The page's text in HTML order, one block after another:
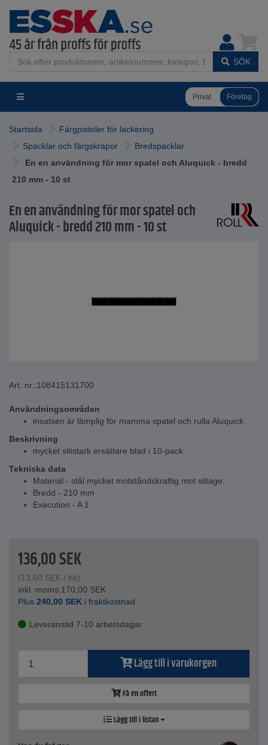
SÖK
Privat Företag
Startsida
Färgpistoler för lackering
Spacklar och färgskrapor
Bredspacklar
En en användning för mor spatel och Aluquick - bredd
210 mm - 10 st
En en användning för mor spatel och
Aluquick - bredd 210 mm - 10 st
Art. nr.:108415131700
Användningsområden
insatsen är lämplig för mamma spatel och rulla Aluquick
Beskrivning
mycket slitstark ersättare blad i 10-pack
Tekniska data
Material - stål mycket motståndskraftig mot slitage,
Bredd - 210 mm
Execution - A 1
136,00SEK
(13,60 SEK / bit)
inkl. moms.170,00 SEK
Plus 240,00 SEK i fraktkostnad
Leveranstid 7-10 arbetsdagar
Lägg till i varukorgen
Få en offert
Lägg till i listan